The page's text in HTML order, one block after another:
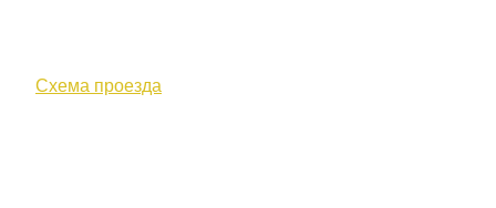
Схема проезда